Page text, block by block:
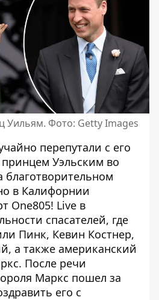
Уильям. Фото: Getty Images
перепутали с его
Уэльским во
благотворительном
в Калифорнии
One805! Live в
спасателей, где
Пинк, Кевин Костнер,
а также американский
После речи
Маркс пошел за
его с